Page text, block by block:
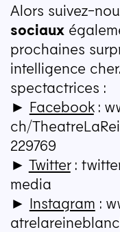
Alors suivez-
sociaux
prochaines
intelligence
spectactrices :
► Facebook:
c​h​/​
2​29769
► Twitter:
media
► Instagram :